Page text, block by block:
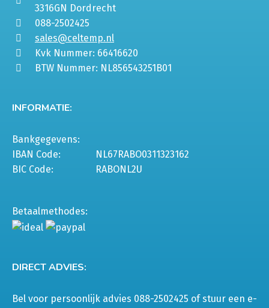
3316GN Dordrecht
088-2502425
sales@celtemp.nl
Kvk Nummer: 66416620
BTW Nummer: NL856543251B01
INFORMATIE:
Bankgegevens:
IBAN Code:
NL67RABO0311323162
BIC Code:
RABONL2U
Betaalmethodes:
DIRECT ADVIES:
Bel voor persoonlijk advies 088-2502425 of stuur een e-